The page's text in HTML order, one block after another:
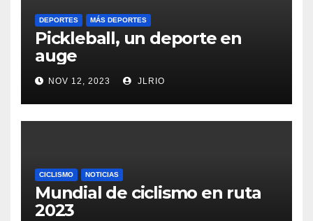
DEPORTES MÁS DEPORTES
Pickleball, un deporte en
auge
NOV 12, 2023 JLRIO
CICLISMO NOTICIAS
Mundial de ciclismo en ruta
2023